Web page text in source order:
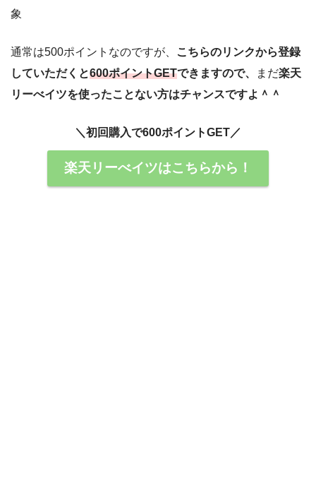
象
通常は500ポイントなのですが、
こちらのリンクから登録
していただくと600ポイントGETできますので、 まだ楽天
リーべイツを使ったことない方はチャンスですよ＾＾
＼初回購入で600ポイントGET／
楽天リーべイツはこちらから！